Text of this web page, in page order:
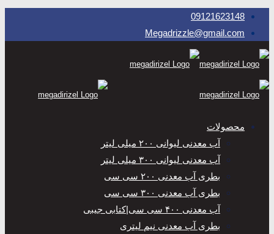
09121623148
Megadrizzle@gmail.com
محصولات
آب معدنی لیوانی ۲۰۰ میلی‌ لیتر
آب معدنی لیوانی ۳۰۰ میلی‌ لیتر
بطری آب معدنی ۲۰۰ سی سی
بطری آب معدنی ۳۰۰ سی سی
آب معدنی ۴۰۰ سی سی|کتابی جیبی
بطری آب معدنی نیم لیتری